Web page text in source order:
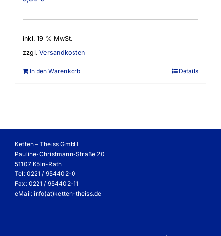
inkl. 19 % MwSt.
zzgl.Versandkosten
In den Warenkorb Details
Ketten – Theiss GmbH
Pauline-Christmann-Straße 20
51107 Köln-Rath
Tel: 0221 / 954402-0
Fax: 0221 / 954402-11
eMail:info(at)ketten-theiss.de